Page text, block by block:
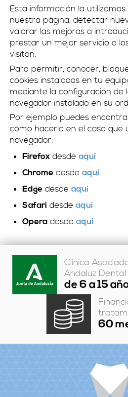
Esta información la
nuestra página, detectar
valorar las mejoras a
prestar un mejor servicio a
visitan.
Para permitir, conocer,
cookies instaladas en tu
mediante la configuración de
navegador instalado en su
Por ejemplo puedes
cómo hacerlo en el caso que
navegador:
Firefox desde aquí
Chrome desde aquí
Edge desde aquí
Safari desde aquí
Opera desde aquí
Clínica
Andaluz
de 6 a 15
60